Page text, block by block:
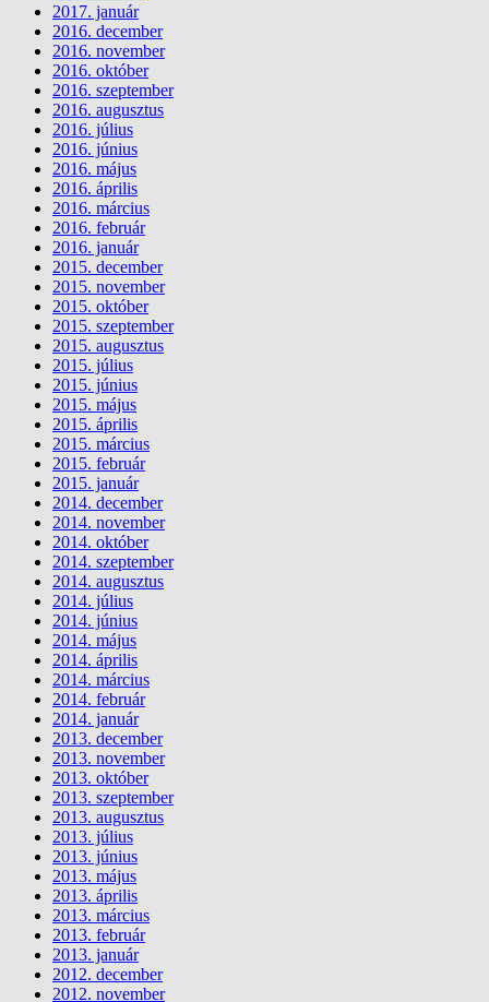
2017. január
2016. december
2016. november
2016. október
2016. szeptember
2016. augusztus
2016. július
2016. június
2016. május
2016. április
2016. március
2016. február
2016. január
2015. december
2015. november
2015. október
2015. szeptember
2015. augusztus
2015. július
2015. június
2015. május
2015. április
2015. március
2015. február
2015. január
2014. december
2014. november
2014. október
2014. szeptember
2014. augusztus
2014. július
2014. június
2014. május
2014. április
2014. március
2014. február
2014. január
2013. december
2013. november
2013. október
2013. szeptember
2013. augusztus
2013. július
2013. június
2013. május
2013. április
2013. március
2013. február
2013. január
2012. december
2012. november